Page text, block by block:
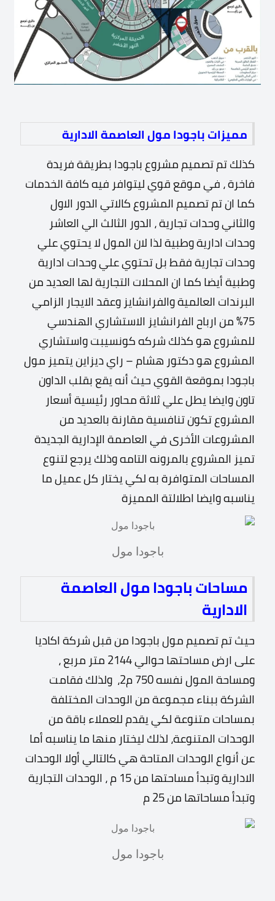
مميزات باجودا مول العاصمة الادارية
كذلك تم تصميم مشروع باجودا بطريقة فريدة
فاخرة ، في موقع قوي ليتوافر فيه كافة الخدمات
كما ان تم تصميم المشروع كالاتيالدور الاول
والثاني وحدات تجارية ، الدور الثالث الي العاشر
وحدات ادارية وطبيةلذا لان المول لا يحتوي علي
وحدات تجارية فقط بل تحتوي علي وحدات ادارية
وطبية أيضاكما ان المحلات التجارية لها العديد من
البرندات العالمية والفرانشايز وعقد الايجار الزامي
75% من ارباح الفرانشايز
الاستشاري الهندسي
للمشروع هو كذلك شركه كونسيبت واستشاري
المشروع هو دكتور هشام – راي ديزاينيتميز مول
باجودا بموقعة القوي حيث أنه يقع بقلب الداون
تاون وايضا يطل علي ثلاثة محاور رئيسيةأسعار
المشروع تكون تنافسية مقارنة بالعديد من
المشروعات الأخرى في العاصمة الإدارية الجديدة
تميز المشروع بالمرونه التامه وذلك يرجع لتنوع
المساحات المتوافرة به لكي يختار كل عميل ما
يناسبه وايضا اطلالتة المميزة
باجودا مول
مساحات باجودا مول العاصمة
الادارية
حيث تم تصميم مول باجودا من قبل شركة اكاديا
على ارض مساحتها حوالي 2144 متر مربع ،
ومساحة المول نفسه 750 م2، ولذلك
فقامت
الشركة ببناء مجموعة من الوحدات المختلفة
بمساحات متنوعة لكي يقدم للعملاء باقة من
الوحدات المتنوعة، لذلك ليختار منها ما يناسبه أما
عن أنواع الوحدات المتاحة هي كالتالي أولا الوحدات
الادارية وتبدأ مساحتها من 15 م ، الوحدات التجارية
وتبدأ مساحاتها من 25 م
باجودا مول